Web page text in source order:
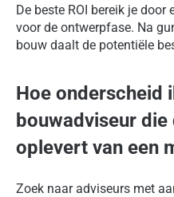
De beste ROI bereik je
voor de ontwerpfase. Na
bouw daalt de potentiële
Hoe onderscheid
bouwadviseur die
oplevert van een
Zoek naar adviseurs met